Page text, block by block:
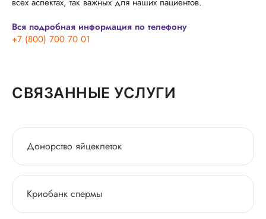
Вся подробная информация по телефону
+7 (800) 700 70 01
СВЯЗАННЫЕ УСЛУГИ
Донорство яйцеклеток
Криобанк спермы